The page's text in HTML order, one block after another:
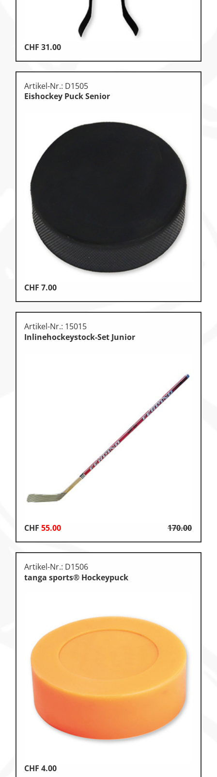
CHF 31.00
Artikel-Nr.: D1505
Eishockey Puck Senior
CHF 7.00
Artikel-Nr.: 15015
Inlinehockeystock-Set Junior
CHF 55.00 170.00
Artikel-Nr.: D1506
tanga sports® Hockeypuck
CHF 4.00